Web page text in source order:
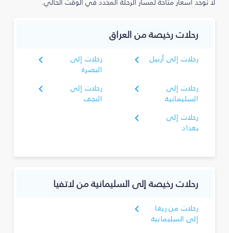
لا توجد أسعار متاحة لمسار الرحلة المحدد في الوقت الحالي.
رحلات رخيصة من العراق
رحلات إلى أربيل
رحلات إلى
البصرة‎
رحلات إلى
السليمانية‎
رحلات إلى
النجف
رحلات إلى
بغداد
رحلات رخيصة إلى السليمانية‎ من لاتفيا
رحلات من ريغا
إلى السليمانية‎